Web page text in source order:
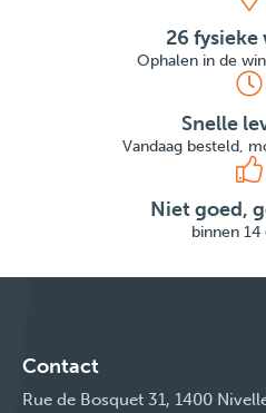
26 fysieke
Ophalen in de
Snelle
Vandaag besteld,
Niet goed,
binnen 14
Contact
Rue de Bosquet 31, 1400